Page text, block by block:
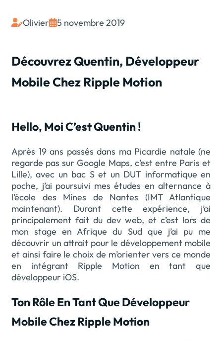
Olivier5 novembre 2019
Découvrez Quentin, Développeur
Mobile Chez Ripple Motion
Hello, Moi C’est Quentin !
Après 19 ans passés dans ma Picardie natale (ne
regarde pas sur Google Maps, c’est entre Paris et
Lille), avec un bac S et un DUT informatique en
poche, j’ai poursuivi mes études en alternance à
l’école des Mines de Nantes (IMT Atlantique
maintenant). Durant cette expérience, j’ai
principalement fait du dev web, et c’est lors de
mon stage en Afrique du Sud que j’ai pu me
découvrir un attrait pour le développement mobile
et ainsi faire le choix de m’orienter vers ce monde
en intégrant Ripple Motion en tant que
développeur iOS.
Ton Rôle En Tant Que Développeur
Mobile Chez Ripple Motion